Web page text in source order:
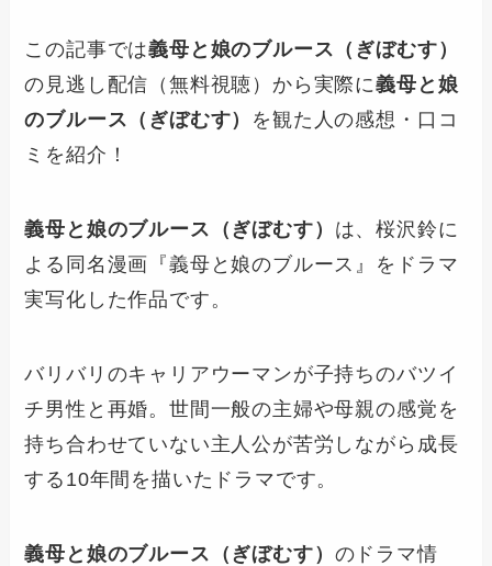
この記事では義母と娘のブルース（ぎぼむす）
の見逃し配信（無料視聴）から実際に義母と娘
のブルース（ぎぼむす） を観た人の感想・口コ
ミを紹介！
義母と娘のブルース（ぎぼむす） は、桜沢鈴に
よる同名漫画『義母と娘のブルース』をドラマ
実写化した作品です。
バリバリのキャリアウーマンが子持ちのバツイ
チ男性と再婚。世間一般の主婦や母親の感覚を
持ち合わせていない主人公が苦労しながら成長
する10年間を描いたドラマです。
義母と娘のブルース（ぎぼむす） のドラマ情